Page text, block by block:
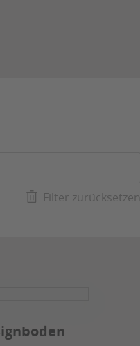
Filter zurücksetzen